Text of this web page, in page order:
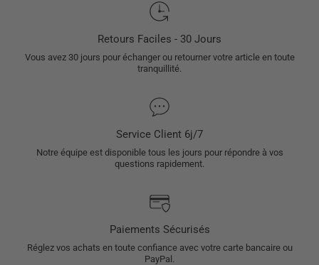
Retours Faciles - 30 Jours
Vous avez 30 jours pour échanger ou retourner votre article en toute
tranquillité.
Service Client 6j/7
Notre équipe est disponible tous les jours pour répondre à vos
questions rapidement.
Paiements Sécurisés
Réglez vos achats en toute confiance avec votre carte bancaire ou
PayPal.